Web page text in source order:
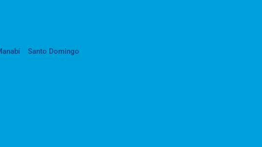
Santo Domingo